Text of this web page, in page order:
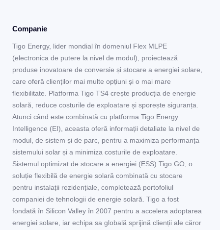
Companie
Tigo Energy, lider mondial în domeniul Flex MLPE
(electronica de putere la nivel de modul), proiectează
produse inovatoare de conversie și stocare a energiei solare,
care oferă clienților mai multe opțiuni și o mai mare
flexibilitate. Platforma Tigo TS4 crește producția de energie
solară, reduce costurile de exploatare și sporește siguranța.
Atunci când este combinată cu platforma Tigo Energy
Intelligence (EI), aceasta oferă informații detaliate la nivel de
modul, de sistem și de parc, pentru a maximiza performanța
sistemului solar și a minimiza costurile de exploatare.
Sistemul optimizat de stocare a energiei (ESS) Tigo GO, o
soluție flexibilă de energie solară combinată cu stocare
pentru instalații rezidențiale, completează portofoliul
companiei de tehnologii de energie solară. Tigo a fost
fondată în Silicon Valley în 2007 pentru a accelera adoptarea
energiei solare, iar echipa sa globală sprijină clienții ale căror